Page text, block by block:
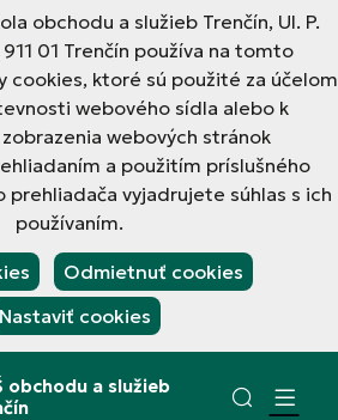
obchodu a služieb Trenčín, Ul. P.
01 Trenčín používa na tomto
cookies, ktoré sú použité za účelom
webového sídla alebo k
webových stránok
a použitím príslušného
prehliadača vyjadrujete súhlas s ich
používaním.
Odmietnuť cookies
Nastaviť cookies
obchodu a služieb